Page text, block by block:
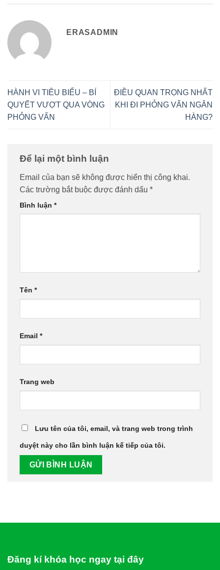
ERASADMIN
HÀNH VI TIÊU BIỂU – BÍ
QUYẾT VƯỢT QUA VÒNG
PHỎNG VẤN
ĐIỀU QUAN TRỌNG NHẤT
KHI ĐI PHỎNG VẤN NGÂN
HÀNG?
Để lại một bình luận
Email của bạn sẽ không được hiển thị công khai.
Các trường bắt buộc được đánh dấu *
Bình luận *
Tên *
Email *
Trang web
Lưu tên của tôi, email, và trang web trong trình
duyệt này cho lần bình luận kế tiếp của tôi.
Đăng kí khóa học ngay tại đây